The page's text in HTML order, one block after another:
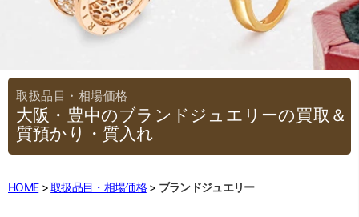
大阪・豊中のブランドジュエリーの買取＆
質預かり・質入れ
HOME 取扱品目・相場価格 ブランドジュエリー